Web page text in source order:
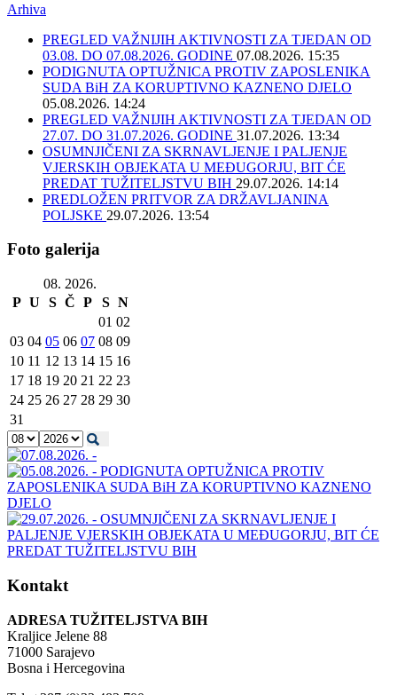
Arhiva
PREGLED VAŽNIJIH AKTIVNOSTI ZA TJEDAN OD
03.08. DO 07.08.2026. GODINE 07.08.2026. 15:35
PODIGNUTA OPTUŽNICA PROTIV ZAPOSLENIKA
SUDA BiH ZA KORUPTIVNO KAZNENO DJELO
05.08.2026. 14:24
PREGLED VAŽNIJIH AKTIVNOSTI ZA TJEDAN OD
27.07. DO 31.07.2026. GODINE 31.07.2026. 13:34
OSUMNJIČENI ZA SKRNAVLJENJE I PALJENJE
VJERSKIH OBJEKATA U MEĐUGORJU, BIT ĆE
PREDAT TUŽITELJSTVU BIH 29.07.2026. 14:14
PREDLOŽEN PRITVOR ZA DRŽAVLJANINA
POLJSKE 29.07.2026. 13:54
Foto galerija
08. 2026.
P U S Č P S N
01 02
03 04 05 06 07 08 09
10 11 12 13 14 15 16
17 18 19 20 21 22 23
24 25 26 27 28 29 30
31
Kontakt
ADRESA TUŽITELJSTVA BIH
Kraljice Jelene 88
71000 Sarajevo
Bosna i Hercegovina